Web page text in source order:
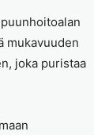
mukavuuden
joka puristaa